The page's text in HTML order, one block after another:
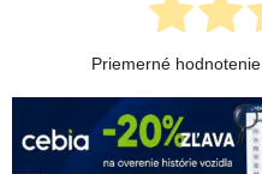
Priemerné hodnotenie